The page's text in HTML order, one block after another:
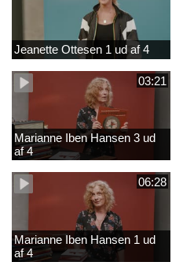
Jeanette Ottesen 1 ud af 4
03:21
Marianne Iben Hansen 3 ud
af 4
06:28
Marianne Iben Hansen 1 ud
af 4